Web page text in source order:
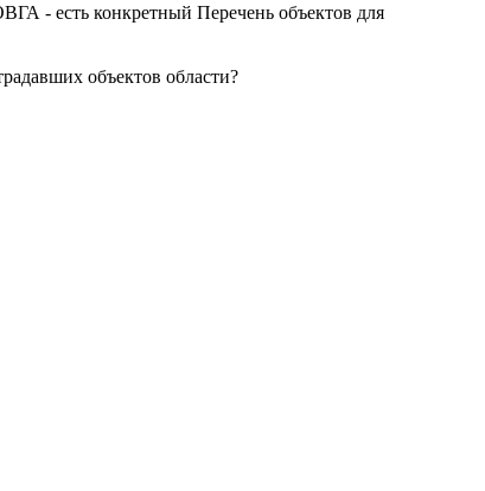
- есть конкретный Перечень объектов для
объектов области?